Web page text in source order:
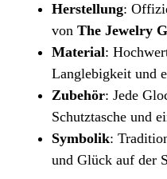
Herstellung:
vonThe Jewelry
Material:
Langlebigkeit und
Zubehör: Jede
Schutztasche und
Symbolik:
und Glück auf der